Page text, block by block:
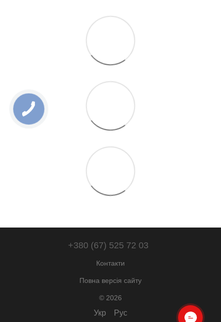
+380 (67) 525 72 03
Контакти
Повна версія сайту
© 2026
Укр Рус